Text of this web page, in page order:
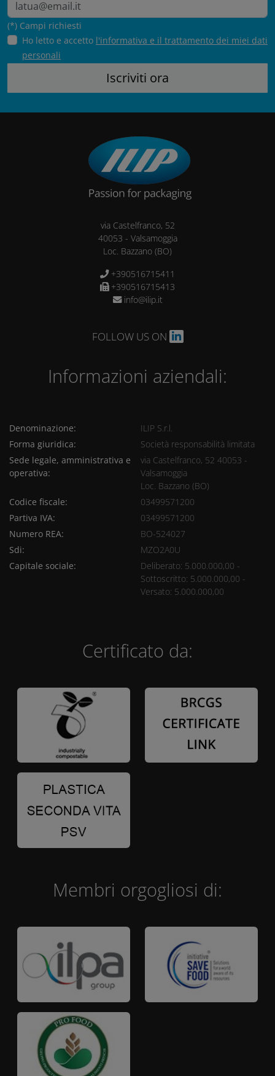
(*) Campi richiesti
Ho letto e accetto l'informativa e il trattamento dei miei dati
personali
via Castelfranco, 52
40053 - Valsamoggia
Loc. Bazzano (BO)
+390516715411
+390516715413
info@ilip.it
FOLLOW US ON
Informazioni aziendali:
Denominazione:
ILIP S.r.l.
Forma giuridica:
Società responsabilità limitata
Sede legale, amministrativa e
operativa:
via Castelfranco, 52 40053 -
Valsamoggia
Loc. Bazzano (BO)
Codice fiscale:
03499571200
Partiva IVA:
03499571200
Numero REA:
BO-524027
Sdi:
MZO2A0U
Capitale sociale:
Deliberato: 5.000.000,00 -
Sottoscritto: 5.000.000,00 -
Versato: 5.000.000,00
Certificato da:
Membri orgogliosi di: